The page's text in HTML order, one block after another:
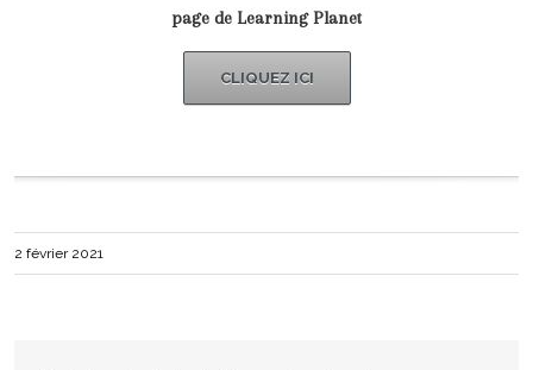
page de Learning Planet
CLIQUEZ ICI
2 février 2021